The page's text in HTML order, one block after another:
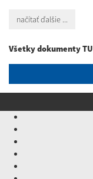
načítať ďalšie ...
Všetky dokumenty TU